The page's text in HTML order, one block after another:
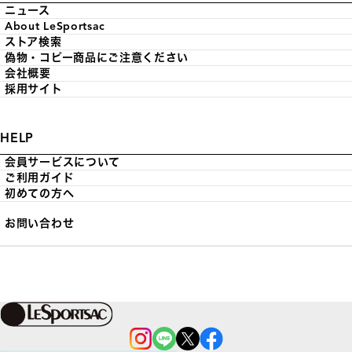
ニュース
About LeSportsac
ストア検索
偽物・コピー商品にご注意ください
会社概要
採用サイト
HELP
会員サービスについて
ご利用ガイド
初めての方へ
お問い合わせ